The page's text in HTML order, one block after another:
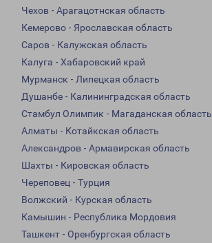
Чехов - Арагацотнская область
Кемерово - Ярославская область
Саров - Калужская область
Калуга - Хабаровский край
Мурманск - Липецкая область
Душанбе - Калининградская область
Стамбул Олимпик - Магаданская область
Алматы - Котайкская область
Александров - Армавирская область
Шахты - Кировская область
Череповец - Турция
Волжский - Курская область
Камышин - Республика Мордовия
Ташкент - Оренбургская область